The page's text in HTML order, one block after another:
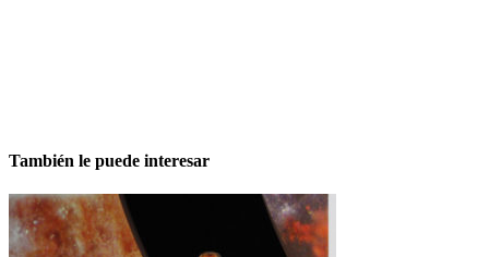
También le puede interesar